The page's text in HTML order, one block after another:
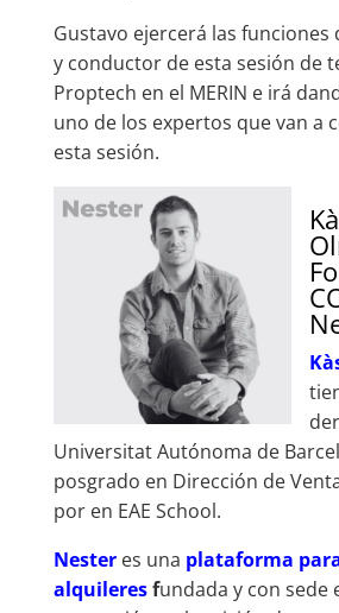
Gustavo ejercerá las
y conductor de esta sesión de
Proptech en el MERIN e irá
uno de los expertos que van a
esta sesión.
Universitat Autónoma de
posgrado en Dirección de
por en EAE School.
Nester es una plataforma
alquileresfundada y con sede